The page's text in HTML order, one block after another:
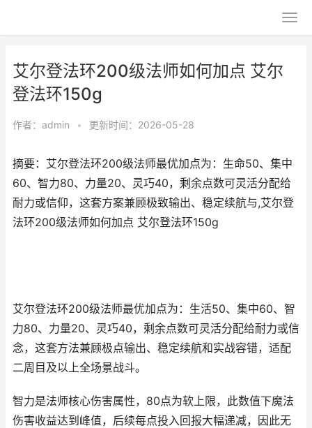
艾尔登法环200级法师如何加点 艾尔
登法环150g
作者： admin • 更新时间：2026-05-28
摘要：艾尔登法环200级法师最优加点为：生命50、集中
60、智力80、力量20、灵巧40，剩余点数可灵活分配给
耐力或信仰，这套方案兼顾极致输出、稳定续航与,艾尔登
法环200级法师如何加点 艾尔登法环150g
艾尔登法环200级法师最优加点为：生活50、集中60、智
力80、力量20、灵巧40，剩余点数可灵活分配给耐力或信
念，这套方法兼顾极点输出、稳定续航和实战容错，适配
二周目及以上全场景战斗。
智力是法师核心伤害属性，80点为软上限，此数值下魔法
伤害收益达到峰值，后续每点投入回报大幅递减，因此无